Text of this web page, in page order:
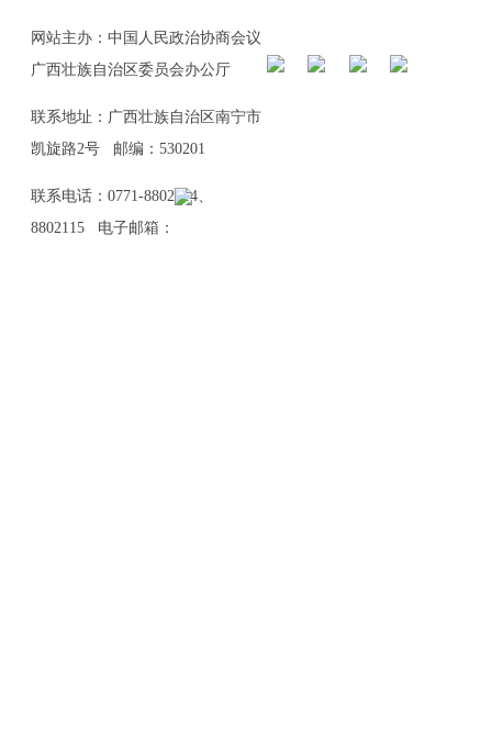
网站主办：中国人民政治协商会议
广西壮族自治区委员会办公厅
联系地址：广西壮族自治区南宁市
凯旋路2号 邮编：530201
联系电话：0771-8802114、
8802115 电子邮箱：